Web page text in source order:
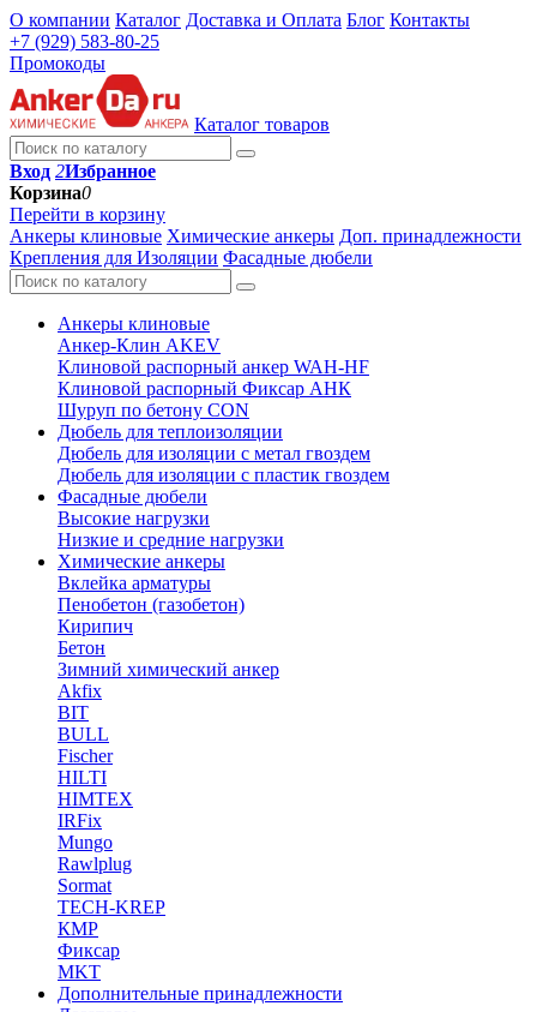
О компании Каталог Доставка и Оплата Блог Контакты
+7 (929) 583-80-25
Промокоды
Каталог товаров
Вход 2Избранное
Корзина0
Перейти в корзину
Анкеры клиновые Химические анкеры Доп. принадлежности
Крепления для Изоляции Фасадные дюбели
Анкеры клиновые
Анкер-Клин AKEV
Клиновой распорный анкер WAH-HF
Клиновой распорный Фиксар АНК
Шуруп по бетону CON
Дюбель для теплоизоляции
Дюбель для изоляции с метал гвоздем
Дюбель для изоляции с пластик гвоздем
Фасадные дюбели
Высокие нагрузки
Низкие и средние нагрузки
Химические анкеры
Вклейка арматуры
Пенобетон (газобетон)
Кирипич
Бетон
Зимний химический анкер
Akfix
BIT
BULL
Fischer
HILTI
HIMTEX
IRFix
Mungo
Rawlplug
Sormat
TECH-KREP
КМР
Фиксар
MKT
Дополнительные принадлежности